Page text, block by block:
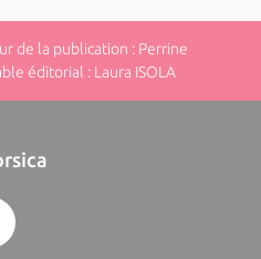
de la publication : Perrine
éditorial : Laura ISOLA